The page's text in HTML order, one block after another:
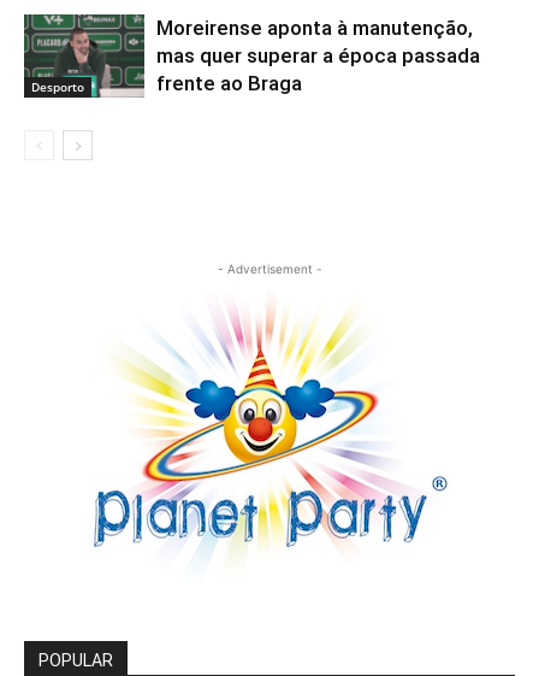
Desporto
Moreirense aponta à manutenção,
mas quer superar a época passada
frente ao Braga
- Advertisement -
POPULAR